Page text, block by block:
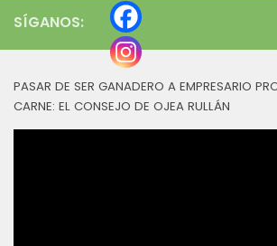
SÍGANOS:
PASAR DE SER GANADERO A EMPRESARIO
CARNE: EL CONSEJO DE OJEA RULLÁN